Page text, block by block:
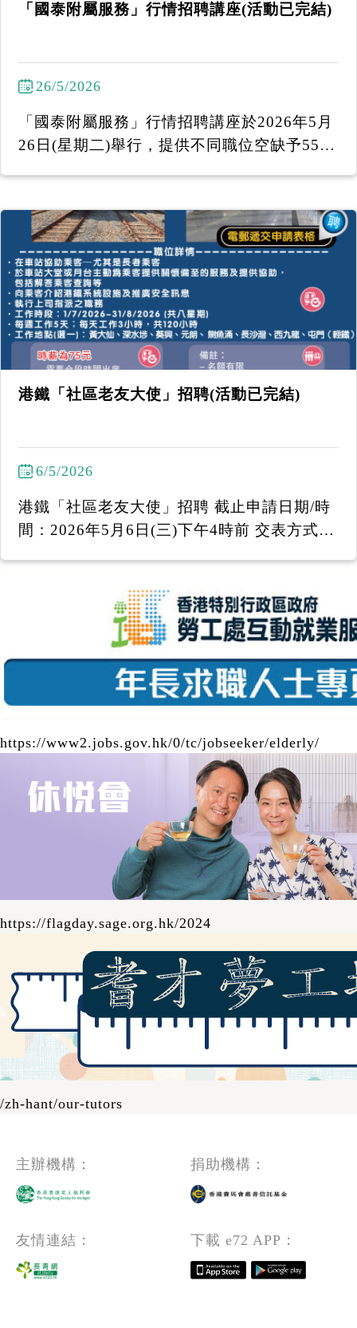
「國泰附屬服務」行情招聘講座(活動已完結)
26/5/2026
「國泰附屬服務」行情招聘講座於2026年5月
26日(星期二)舉行，提供不同職位空缺予55
6431 0320 報名！ 截止報名：2026年5月22
日下午3時 (名額有限，先到先得。) ------------
------------------- 「國泰附屬服務」行情招聘講
座 2026年5月26日(二)︱下午2時30分至下午4
時 地址：耆康會陳登匯駿天地 九龍油麻地東
莞街16號駿發花園I 號地舖 ----------------------
--------- 招聘講座提供不同的職位空缺：
港鐵「社區老友大使」招聘(活動已完結)
6/5/2026
港鐵「社區老友大使」招聘 截止申請日期/時
間：2026年5月6日(三)下午4時前 交表方式
------------------- 工作車站：黃大仙、深水埗、
葵興、元朗、鰂魚涌、長沙灣、西九龍、屯門
查詢等 •向乘客介紹港鐵系統設施及推廣安全
-------- 如有疑問請致電 2386-7066與本計劃
職員聯絡 。 下載職位申請表
https://www2.jobs.gov.hk/0/tc/jobseeker/elderly/
https://flagday.sage.org.hk/2024
/zh-hant/our-tutors
主辦機構： 捐助機構：
友情連結： 下載 e72 APP：